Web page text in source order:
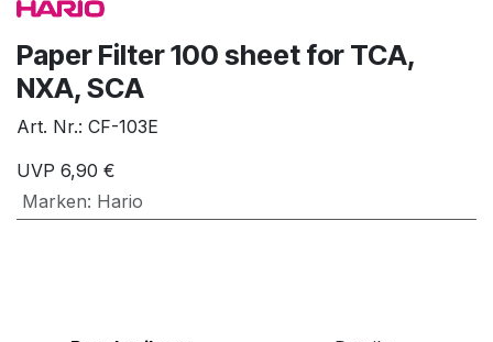
Paper Filter 100 sheet for TCA,
NXA, SCA
Art. Nr.: CF-103E
UVP 6,90 €
Marken: Hario